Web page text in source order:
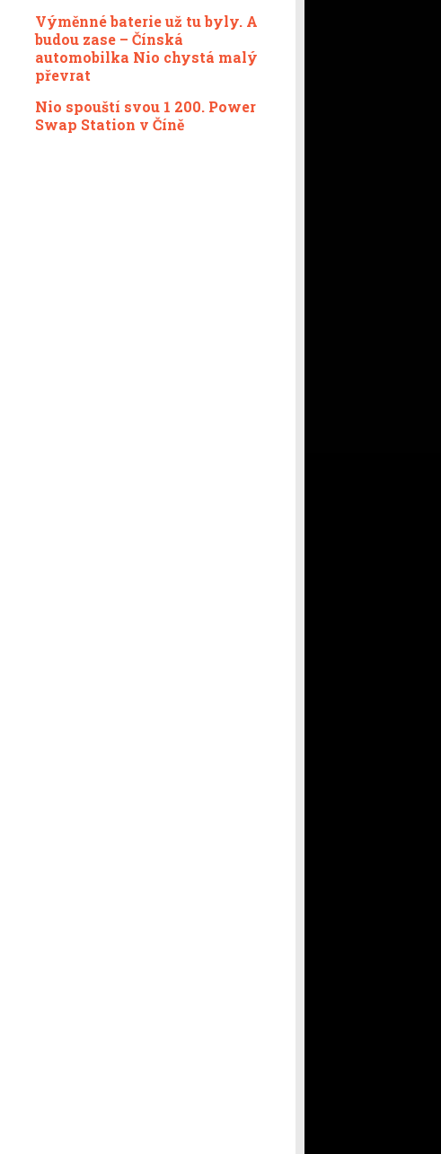
Výměnné baterie už tu byly. A
budou zase – Čínská
automobilka Nio chystá malý
převrat
Nio spouští svou 1 200. Power
Swap Station v Číně